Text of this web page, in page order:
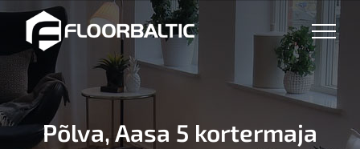
content
Põlva, Aasa 5 kortermaja